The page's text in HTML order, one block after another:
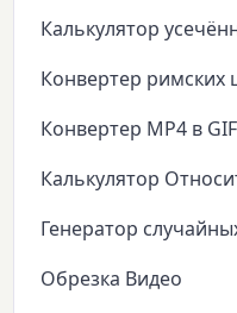
Калькулятор
Конвертер римских
Конвертер MP4 в GIF
Калькулятор
Генератор
Обрезка Видео